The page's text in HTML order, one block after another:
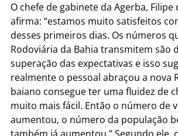
O chefe de gabinete da Agerba, Filipe
afirma: “estamos muito satisfeitos
desses primeiros dias. Os números
Rodoviária da Bahia transmitem são
superação das expectativas e isso
realmente o pessoal abraçou a nova
baiano consegue ter uma fluidez de
muito mais fácil. Então o número de
aumentou, o número da população